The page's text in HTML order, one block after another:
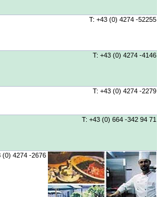
T: +43 (0) 4274 -52255
T: +43 (0) 4274 -4146
T: +43 (0) 4274 -2279
T: +43 (0) 664 -342 94 71
(0) 4274 -2676